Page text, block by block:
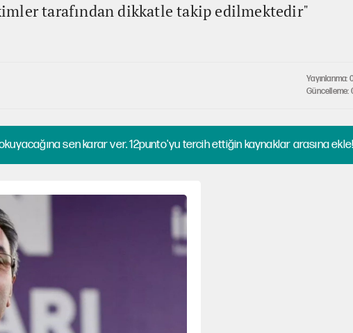
tarafından dikkatle takip edilmektedir"
Yayınlanma:
Güncelleme:
sen karar ver. 12punto'yu tercih ettiğin kaynaklar arasına ekle!